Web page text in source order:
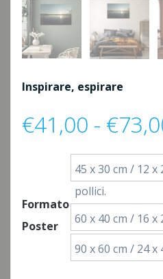
Inspirare, espirare
€41,00 - €
Formato
Poster
45 x 30 cm / 12 x
pollici.
60 x 40 cm / 16 x
90 x 60 cm / 24 x